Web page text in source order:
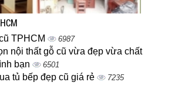
TPHCM 6987
nội thất gỗ cũ vừa đẹp vừa chất
bạn
6501
tủ bếp đẹp cũ giá rẻ 7235